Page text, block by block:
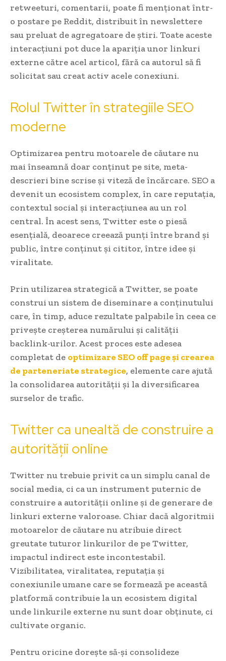
retweeturi, comentarii, poate fi menționat într-
o postare pe Reddit, distribuit în newslettere
sau preluat de agregatoare de știri. Toate aceste
interacțiuni pot duce la apariția unor linkuri
externe către acel articol, fără ca autorul să fi
solicitat sau creat activ acele conexiuni.
Rolul Twitter în strategiile SEO
moderne
Optimizarea pentru motoarele de căutare nu
mai înseamnă doar conținut pe site, meta-
descrieri bine scrise și viteză de încărcare. SEO a
devenit un ecosistem complex, în care reputația,
contextul social și interacțiunea au un rol
central. În acest sens, Twitter este o piesă
esențială, deoarece creează punți între brand și
public, între conținut și cititor, între idee și
viralitate.
Prin utilizarea strategică a Twitter, se poate
construi un sistem de diseminare a conținutului
care, în timp, aduce rezultate palpabile în ceea ce
privește creșterea numărului și calității
backlink-urilor. Acest proces este adesea
completat de optimizare SEO off page și crearea
de parteneriate strategice, elemente care ajută
la consolidarea autorității și la diversificarea
surselor de trafic.
Twitter ca unealtă de construire a
autorității online
Twitter nu trebuie privit ca un simplu canal de
social media, ci ca un instrument puternic de
construire a autorității online și de generare de
linkuri externe valoroase. Chiar dacă algoritmii
motoarelor de căutare nu atribuie direct
greutate tuturor linkurilor de pe Twitter,
impactul indirect este incontestabil.
Vizibilitatea, viralitatea, reputația și
conexiunile umane care se formează pe această
platformă contribuie la un ecosistem digital
unde linkurile externe nu sunt doar obținute, ci
cultivate organic.
Pentru oricine dorește să-și consolideze